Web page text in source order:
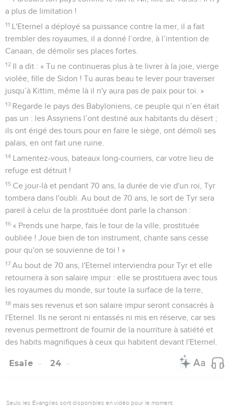
a plus de limitation !
11 L'Eternel a déployé sa puissance contre la mer, il a fait
trembler des royaumes, il a donné l’ordre, à l’intention de
Canaan, de démolir ses places fortes.
12 Il a dit : « Tu ne continueras plus à te livrer à la joie, vierge
violée, fille de Sidon ! Tu auras beau te lever pour traverser
jusqu’à Kittim, même là il n'y aura pas de paix pour toi. »
13 Regarde le pays des Babyloniens, ce peuple qui n’en était
pas un : les Assyriens l’ont destiné aux habitants du désert ;
ils ont érigé des tours pour en faire le siège, ont démoli ses
palais, en ont fait une ruine.
14 Lamentez-vous, bateaux long-courriers, car votre lieu de
refuge est détruit !
15 Ce jour-là et pendant 70 ans, la durée de vie d'un roi, Tyr
tombera dans l'oubli. Au bout de 70 ans, le sort de Tyr sera
pareil à celui de la prostituée dont parle la chanson :
16 « Prends une harpe, fais le tour de la ville, prostituée
oubliée ! Joue bien de ton instrument, chante sans cesse
pour qu'on se souvienne de toi ! »
17 Au bout de 70 ans, l'Eternel interviendra pour Tyr et elle
retournera à son salaire impur : elle se prostituera avec tous
les royaumes du monde, sur toute la surface de la terre,
18 mais ses revenus et son salaire impur seront consacrés à
l'Eternel. Ils ne seront ni entassés ni mis en réserve, car ses
revenus permettront de fournir de la nourriture à satiété et
des habits magnifiques à ceux qui habitent devant l'Eternel.
Esaïe 24
Seuls les Évangiles sont disponibles en vidéo pour le moment.